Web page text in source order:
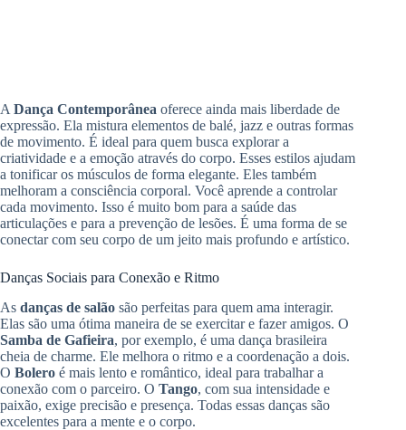
A Dança Contemporânea oferece ainda mais liberdade de
expressão. Ela mistura elementos de balé, jazz e outras formas
de movimento. É ideal para quem busca explorar a
criatividade e a emoção através do corpo. Esses estilos ajudam
a tonificar os músculos de forma elegante. Eles também
melhoram a consciência corporal. Você aprende a controlar
cada movimento. Isso é muito bom para a saúde das
articulações e para a prevenção de lesões. É uma forma de se
conectar com seu corpo de um jeito mais profundo e artístico.
Danças Sociais para Conexão e Ritmo
As danças de salão são perfeitas para quem ama interagir.
Elas são uma ótima maneira de se exercitar e fazer amigos. O
Samba de Gafieira, por exemplo, é uma dança brasileira
cheia de charme. Ele melhora o ritmo e a coordenação a dois.
O Bolero é mais lento e romântico, ideal para trabalhar a
conexão com o parceiro. O Tango, com sua intensidade e
paixão, exige precisão e presença. Todas essas danças são
excelentes para a mente e o corpo.